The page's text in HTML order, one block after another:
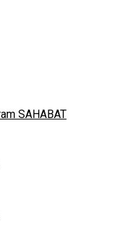
SAHABAT